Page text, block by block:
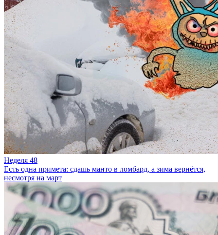
Неделя 48
Есть одна примета: сдашь манто в ломбард, а зима вернётся,
несмотря на март